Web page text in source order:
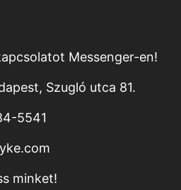
Messenger-en!
Szugló utca 81.
5541
minket!